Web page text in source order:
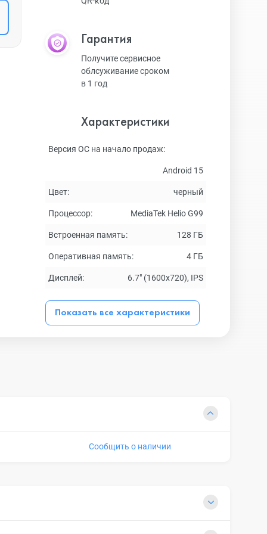
Гарантия
Получите сервисное
облсуживание сроком
в 1 год
Характеристики
Версия ОС на начало продаж:
Android 15
Цвет: черный
Процессор: MediaTek Helio G99
Встроенная память: 128 ГБ
Оперативная память: 4 ГБ
Дисплей: 6.7" (1600x720), IPS
Показать все характеристики
Сообщить о наличии